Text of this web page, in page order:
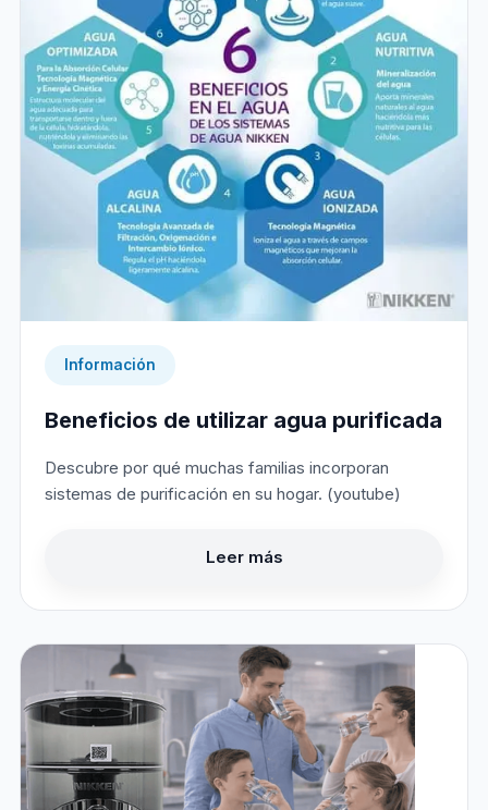
Información
Beneficios de utilizar agua purificada
Descubre por qué muchas familias incorporan
sistemas de purificación en su hogar. (youtube)
Leer más